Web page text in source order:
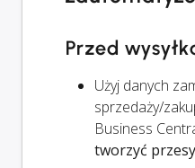
Przed
Użyj danych
sprzedaży/
Business
tworzyć